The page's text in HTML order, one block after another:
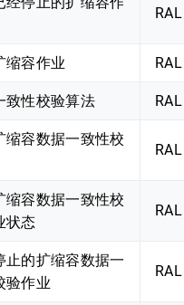
RAL
缩容作业 RAL
致性校验算法 RAL
缩容数据一致性校
RAL
缩容数据一致性校
状态
RAL
止的扩缩容数据一
验作业
RAL